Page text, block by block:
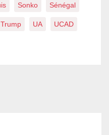
Sonko Sénégal
Trump UA UCAD